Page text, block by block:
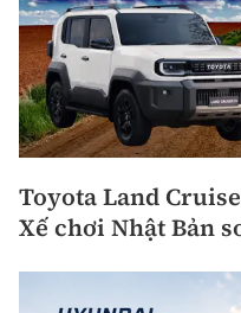
Toyota Land
Xế chơi Nhật Bản